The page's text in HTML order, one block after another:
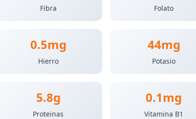
Fibra Folato
0.5mg
Hierro
44mg
Potasio
5.8g
Proteinas
0.1mg
Vitamina B1